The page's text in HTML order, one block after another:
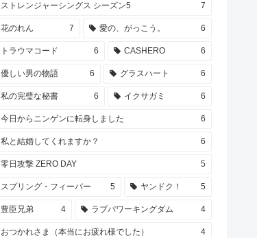
ストレンジャーシングス シーズン5 7
花のれん 7 愛の、がっこう。 6
トラウマコード 6 CASHERO 6
優しい男の物語 6 グラスハート 6
私の完璧な秘書 6 イクサガミ 6
今日からニンゲンに転身しました 6
私と結婚してくれますか？ 6
零日攻撃 ZERO DAY 5
スプリング・フィーバー 5 ヤンドク！ 5
豊臣兄弟 4 ラブパワーキングダム 4
おつかれさま（本当にお疲れ様でした） 4